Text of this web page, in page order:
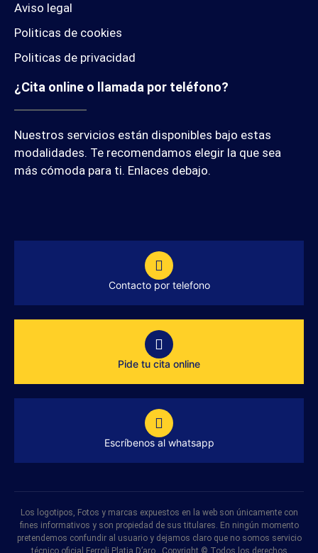
Aviso legal
Politicas de cookies
Politicas de privacidad
¿Cita online o llamada por teléfono?
Nuestros servicios están disponibles bajo estas
modalidades. Te recomendamos elegir la que sea
más cómoda para ti. Enlaces debajo.
Contacto por telefono
Pide tu cita online
Escríbenos al whatsapp
Los logotipos, Fotos y marcas expuestos en la web son únicamente con
fines informativos y son propiedad de sus titulares. En ningún momento
pretendemos confundir al usuario y dejamos claro que no somos servicio
técnico oficial Ferroli Platja D’aro . Copyright © Todos los derechos